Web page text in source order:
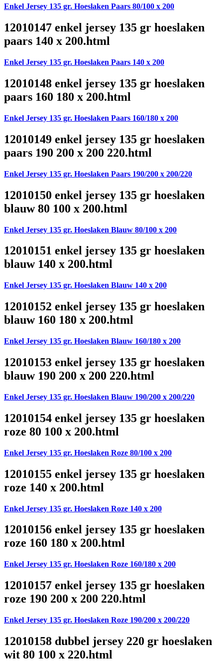
Enkel Jersey 135 gr. Hoeslaken Paars 80/100 x 200
12010147 enkel jersey 135 gr hoeslaken
paars 140 x 200.html
Enkel Jersey 135 gr. Hoeslaken Paars 140 x 200
12010148 enkel jersey 135 gr hoeslaken
paars 160 180 x 200.html
Enkel Jersey 135 gr. Hoeslaken Paars 160/180 x 200
12010149 enkel jersey 135 gr hoeslaken
paars 190 200 x 200 220.html
Enkel Jersey 135 gr. Hoeslaken Paars 190/200 x 200/220
12010150 enkel jersey 135 gr hoeslaken
blauw 80 100 x 200.html
Enkel Jersey 135 gr. Hoeslaken Blauw 80/100 x 200
12010151 enkel jersey 135 gr hoeslaken
blauw 140 x 200.html
Enkel Jersey 135 gr. Hoeslaken Blauw 140 x 200
12010152 enkel jersey 135 gr hoeslaken
blauw 160 180 x 200.html
Enkel Jersey 135 gr. Hoeslaken Blauw 160/180 x 200
12010153 enkel jersey 135 gr hoeslaken
blauw 190 200 x 200 220.html
Enkel Jersey 135 gr. Hoeslaken Blauw 190/200 x 200/220
12010154 enkel jersey 135 gr hoeslaken
roze 80 100 x 200.html
Enkel Jersey 135 gr. Hoeslaken Roze 80/100 x 200
12010155 enkel jersey 135 gr hoeslaken
roze 140 x 200.html
Enkel Jersey 135 gr. Hoeslaken Roze 140 x 200
12010156 enkel jersey 135 gr hoeslaken
roze 160 180 x 200.html
Enkel Jersey 135 gr. Hoeslaken Roze 160/180 x 200
12010157 enkel jersey 135 gr hoeslaken
roze 190 200 x 200 220.html
Enkel Jersey 135 gr. Hoeslaken Roze 190/200 x 200/220
12010158 dubbel jersey 220 gr hoeslaken
wit 80 100 x 220.html